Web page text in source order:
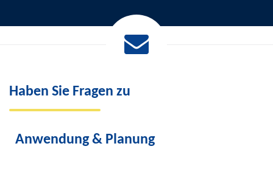
Haben Sie Fragen zu
Anwendung & Planung